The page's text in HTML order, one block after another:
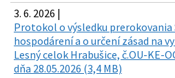
3. 6. 2026 |
Protokol o výsledku prerokovania
hospodárení a o určení zásad na
Lesný celok Hrabušice, č.OU-KE-
dňa 28.05.2026 (3,4 MB)